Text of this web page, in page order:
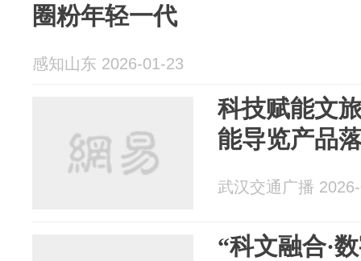
圈粉年轻一代
感知山东 2026-01-23
科技赋能文
能导览产品
武汉交通广播
“科文融合·